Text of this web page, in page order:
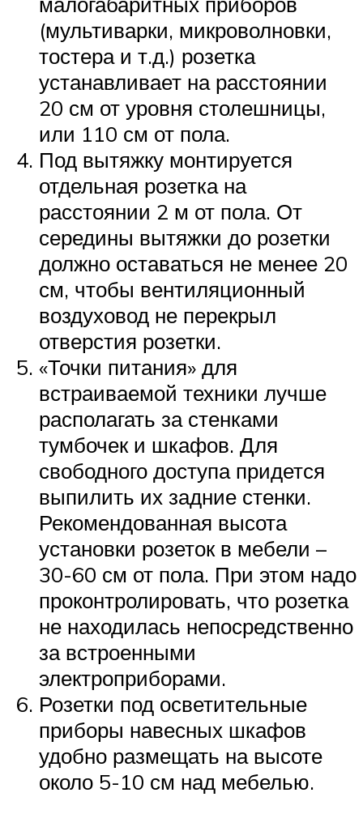
(мультиварки, микроволновки,
тостера и т.д.) розетка
устанавливает на расстоянии
20 см от уровня столешницы,
или 110 см от пола.
Под вытяжку монтируется
отдельная розетка на
расстоянии 2 м от пола. От
середины вытяжки до розетки
должно оставаться не менее 20
см, чтобы вентиляционный
воздуховод не перекрыл
отверстия розетки.
«Точки питания» для
встраиваемой техники лучше
располагать за стенками
тумбочек и шкафов. Для
свободного доступа придется
выпилить их задние стенки.
Рекомендованная высота
установки розеток в мебели –
30-60 см от пола. При этом надо
проконтролировать, что розетка
не находилась непосредственно
за встроенными
электроприборами.
Розетки под осветительные
приборы навесных шкафов
удобно размещать на высоте
около 5-10 см над мебелью.